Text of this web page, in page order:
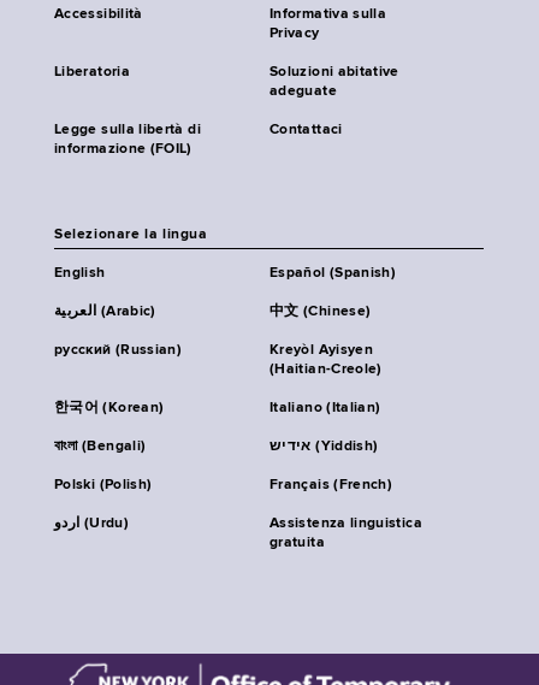
Accessibilità
Informativa sulla
Privacy
Liberatoria
Soluzioni abitative
adeguate
Legge sulla libertà di
informazione (FOIL)
Contattaci
Selezionare la lingua
English Español (Spanish)
العربية (Arabic) 中文 (Chinese)
русский (Russian)
Kreyòl Ayisyen
(Haitian-Creole)
한국어 (Korean) Italiano (Italian)
বাংলা (Bengali) אידיש (Yiddish)
Polski (Polish) Français (French)
اردو (Urdu)
Assistenza linguistica
gratuita